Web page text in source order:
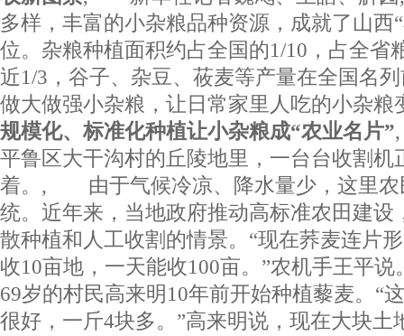
多样，丰富的小杂粮品种资源，成就了山西
位。杂粮种植面积约占全国的1/10，占全省
近1/3，谷子、杂豆、莜麦等产量在全国名
做大做强小杂粮，让日常家里人吃的小
规模化、标准化种植让小杂粮成“农业名片”
平鲁区大干沟村的丘陵地里，一台台收割机
着。, 由于气候冷凉、降水量少，这里农
统。近年来，当地政府推动高标准农田建设
散种植和人工收割的情景。“现在荞麦连片
收10亩地，一天能收100亩。”农机手王
69岁的村民高来明10年前开始种植藜麦。“
很好，一斤4块多。”高来明说，现在大块土